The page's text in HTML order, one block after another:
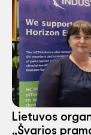
Lietuvos
„Švarios